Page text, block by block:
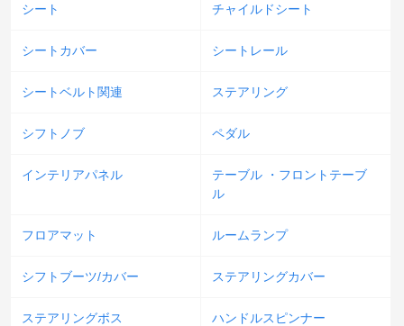
シート チャイルドシート
シートカバー シートレール
シートベルト関連 ステアリング
シフトノブ ペダル
インテリアパネル
テーブル ・フロントテーブ
ル
フロアマット ルームランプ
シフトブーツ/カバー ステアリングカバー
ステアリングボス ハンドルスピンナー